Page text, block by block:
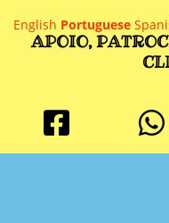
APOIO,
English Portuguese